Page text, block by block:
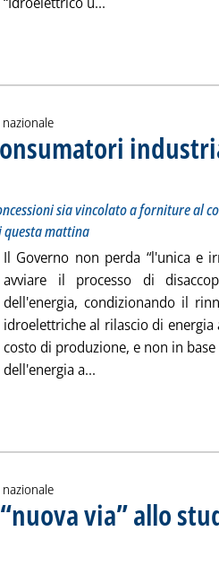
sia vincolato a forniture al
questa mattina
Il Governo non perda “l'unica e
avviare il processo di
dell'energia, condizionando il
idroelettriche al rilascio di
costo di produzione, e non in
dell'energia a...
via” allo